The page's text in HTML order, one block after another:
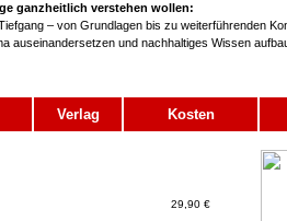
ganzheitlich verstehen wollen:
– von Grundlagen bis zu weiterführenden
auseinandersetzen und nachhaltiges Wissen
Verlag Kosten
29,90 €